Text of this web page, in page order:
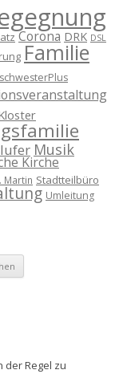
Corona DRK DSL
Familie
Musik
Kirche
Martin Stadtteilbüro
Umleitung
der Regel zu